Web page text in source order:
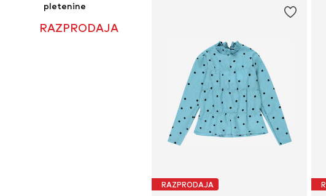
pletenine
RAZPRODAJA
RAZPRODAJA